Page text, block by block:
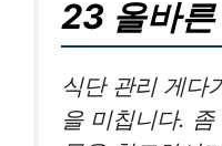
23 올바
식단 관리 게다
을 미칩니다.